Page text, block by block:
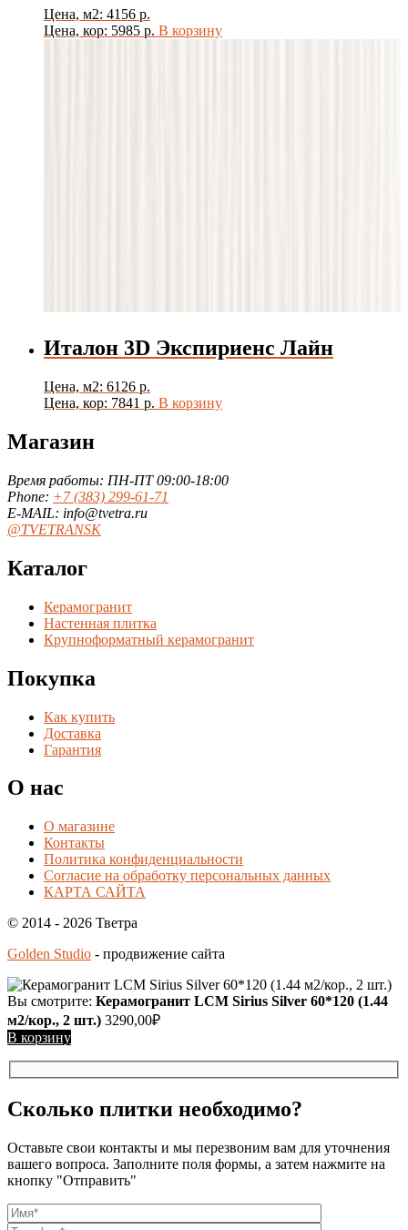
Цена, м2: 4156 р.
Цена, кор: 5985 р. В корзину
Италон 3D Экспириенс Лайн
Цена, м2: 6126 р.
Цена, кор: 7841 р. В корзину
Магазин
Время работы: ПН-ПТ 09:00-18:00
Phone: +7 (383) 299-61-71
E-MAIL: info@tvetra.ru
@TVETRANSK
Каталог
Керамогранит
Настенная плитка
Крупноформатный керамогранит
Покупка
Как купить
Доставка
Гарантия
О нас
О магазине
Контакты
Политика конфиденциальности
Согласие на обработку персональных данных
КАРТА САЙТА
© 2014 - 2026 Тветра
Golden Studio - продвижение сайта
Вы смотрите: Керамогранит LCM Sirius Silver 60*120 (1.44
м2/кор., 2 шт.) 3290,00₽
В корзину
Сколько плитки необходимо?
Оставьте свои контакты и мы перезвоним вам для уточнения
вашего вопроса. Заполните поля формы, а затем нажмите на
кнопку "Отправить"